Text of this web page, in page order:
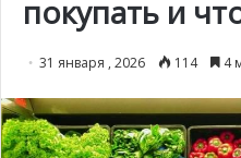
покупать и
31 января , 2026 114 4